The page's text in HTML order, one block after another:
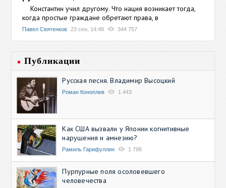
Константин учил другому. Что нация возникает тогда,
когда простые граждане обретают права, в
Павел Святенков 23 сен, 14:48 344 757
Публикации
Русская песня. Владимир Высоцкий
Роман Коноплев 1 443
Как США вызвали у Японии когнитивные
нарушения и амнезию?
Рамиль Гарифуллин 1 798
Пурпурные поля осоловевшего
человечества